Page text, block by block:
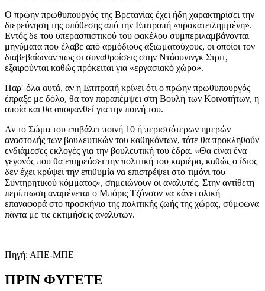
Ο πρώην πρωθυπουργός της Βρετανίας έχει ήδη χαρακτηρίσει την
διερεύνηση της υπόθεσης από την Επιτροπή «προκατειλημμένη».
Εντός δε του υπερασπιστικού του φακέλου συμπεριλαμβάνονται
μηνύματα που έλαβε από αρμόδιους αξιωματούχους, οι οποίοι τον
διαβεβαίωναν πως οι συναθροίσεις στην Ντάουνινγκ Στριτ,
εξαιρούνται καθώς πρόκειται για «εργασιακό χώρο».
Παρ′ όλα αυτά, αν η Επιτροπή κρίνει ότι ο πρώην πρωθυπουργός
έπραξε με δόλο, θα τον παραπέμψει στη Βουλή των Κοινοτήτων, η
οποία και θα αποφανθεί για την ποινή του.
Αν το Σώμα του επιβάλει ποινή 10 ή περισσότερων ημερών
αναστολής των βουλευτικών του καθηκόντων, τότε θα προκληθούν
ενδιάμεσες εκλογές για την βουλευτική του έδρα. «Θα είναι ένα
γεγονός που θα επηρεάσει την πολιτική του καριέρα, καθώς ο ίδιος
δεν έχει κρύψει την επιθυμία να επιστρέψει στο τιμόνι του
Συντηρητικού κόμματος», σημειώνουν οι αναλυτές. Στην αντίθετη
περίπτωση αναμένεται ο Μπόρις Τζόνσον να κάνει ολική
επαναφορά στο προσκήνιο της πολιτικής ζωής της χώρας, σύμφωνα
πάντα με τις εκτιμήσεις αναλυτών.
Πηγή: ΑΠΕ-ΜΠΕ
ΠΡΙΝ ΦΥΓΕΤΕ